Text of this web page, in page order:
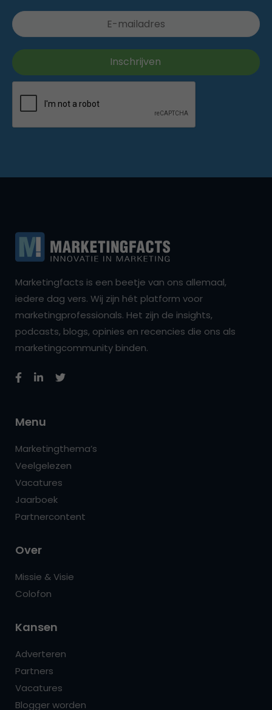
Marketingfacts is een beetje van ons allemaal,
iedere dag vers. Wij zijn hét platform voor
marketingprofessionals. Het zijn de insights,
podcasts, blogs, opinies en recencies die ons als
marketingcommunity binden.
Menu
Marketingthema’s
Veelgelezen
Vacatures
Jaarboek
Partnercontent
Over
Missie & Visie
Colofon
Kansen
Adverteren
Partners
Vacatures
Blogger worden